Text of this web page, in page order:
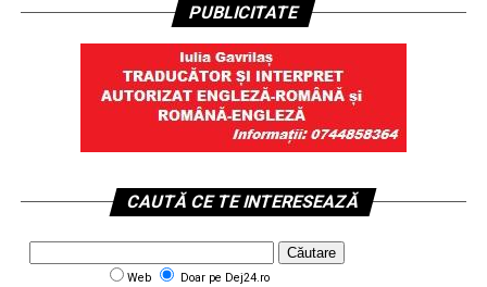
PUBLICITATE
CAUTĂ CE TE INTERESEAZĂ
Web Doar pe Dej24.ro